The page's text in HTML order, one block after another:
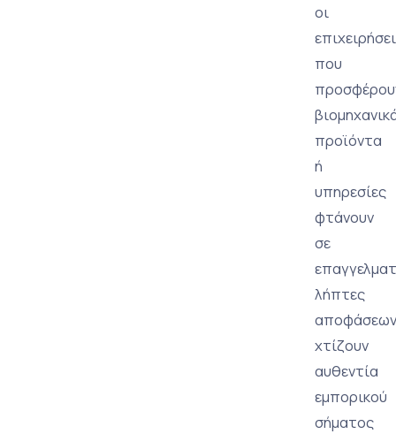
οι
που
προϊόντα
ή
υπηρεσίες
φτάνουν
σε
λήπτες
χτίζουν
αυθεντία
εμπορικού
σήματος